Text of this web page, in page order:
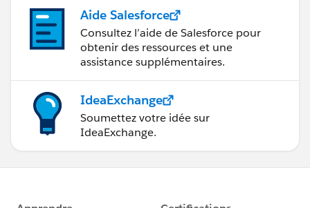
Aide Salesforce
Consultez l’aide de Salesforce pour
obtenir des ressources et une
assistance supplémentaires.
IdeaExchange
Soumettez votre idée sur
IdeaExchange.